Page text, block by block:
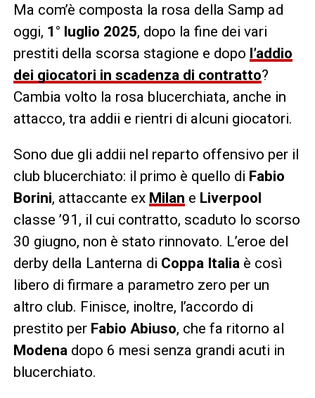
Ma com’è composta la rosa della Samp ad
oggi, 1° luglio 2025, dopo la fine dei vari
prestiti della scorsa stagione e dopo l’addio
dei giocatori in scadenza di contratto?
Cambia volto la rosa blucerchiata, anche in
attacco, tra addii e rientri di alcuni giocatori.
Sono due gli addii nel reparto offensivo per il
club blucerchiato: il primo è quello di Fabio
Borini, attaccante ex Milan e Liverpool
classe ’91, il cui contratto, scaduto lo scorso
30 giugno, non è stato rinnovato. L’eroe del
derby della Lanterna di Coppa Italiaè così
libero di firmare a parametro zero per un
altro club. Finisce, inoltre, l’accordo di
prestito per Fabio Abiuso, che fa ritorno al
Modenadopo 6 mesi senza grandi acuti in
blucerchiato.